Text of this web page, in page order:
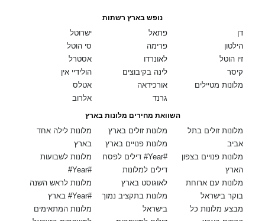
נופש בארץ רשתות
ישרוטל
סי הוטל
אסטרל
הולידיי אין
אטלס
אלרוב
פתאל
פרימה
לאונרדו
לינה בקיבוצים
אורכידאה
גרנד
דן
הילטון
זיו הוטל
קיסר
מלונות מטיילים
השוואת מחירים מלונות בארץ
מלונות לילה אחד
בארץ
מלונות לשבועות
#Year#
מלונות לראש השנה
בארץ #Year#
מלונות המתאימים
מלונות זולים בארץ
מלונות פנויים בארץ
דילים לפסח #Year#
דילים למלונות
לאוגוסט בארץ
מלונות בתקציב נמוך
בישראל
מלונות זולים בתל
אביב
מלונות פנויים בצפון
הארץ
מלונות עם ארוחת
בוקר בישראל
מבצע מלונות כל